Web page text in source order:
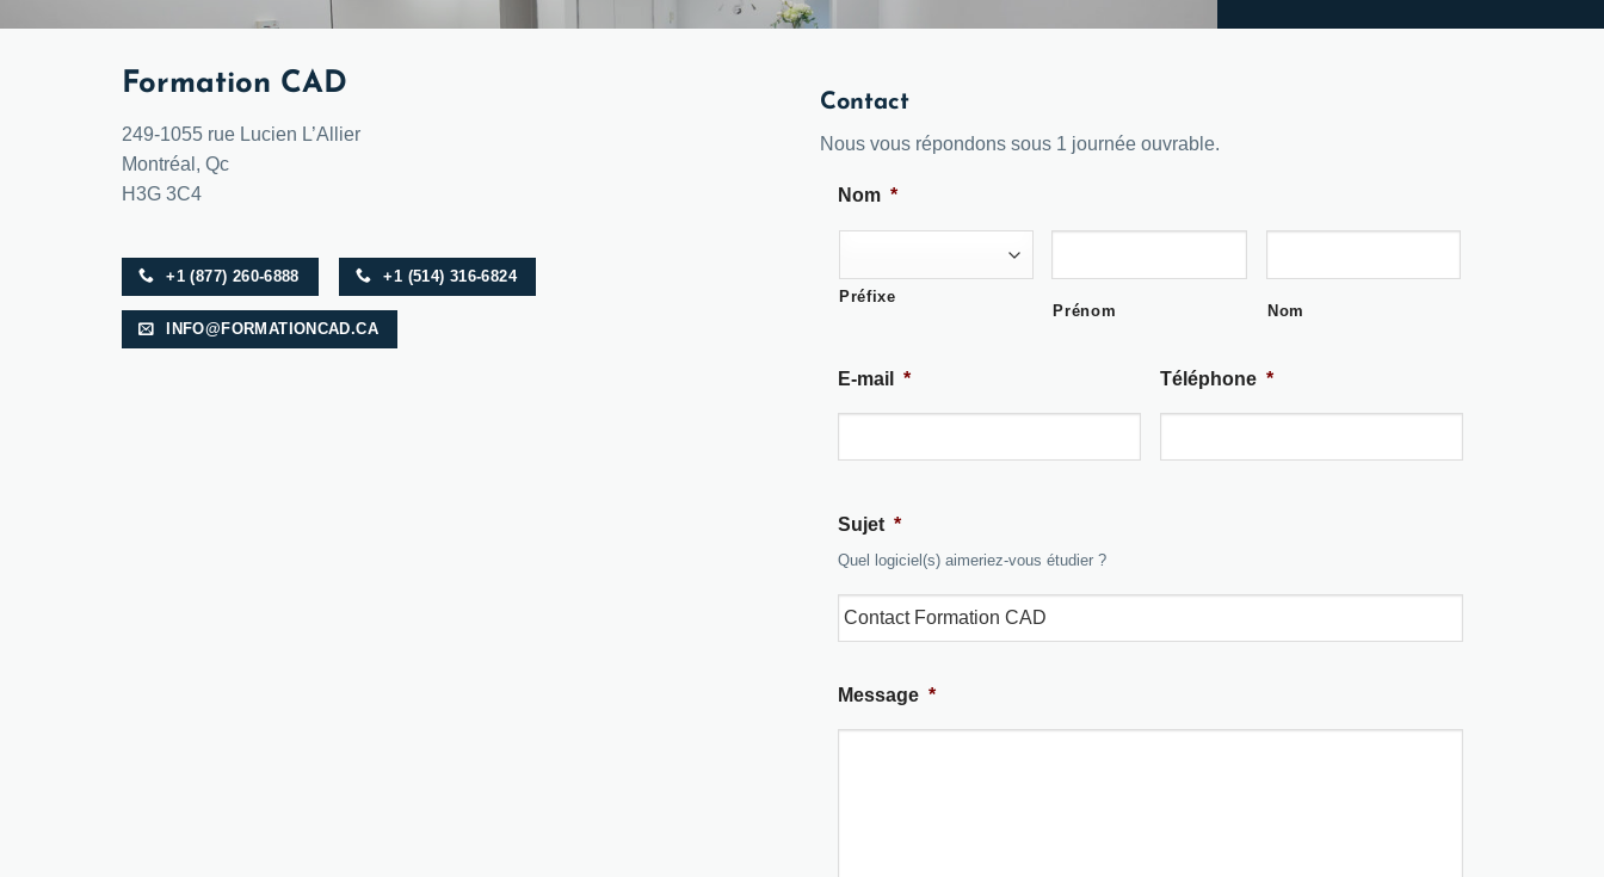
Formation CAD
249-1055 rue Lucien L’Allier
Montréal, Qc
H3G 3C4
+1 (877) 260-6888 +1 (514) 316-6824
INFO@FORMATIONCAD.CA
Contact
Nous vous répondons sous 1 journée ouvrable.
Nom *
Préfixe
Prénom
Nom
E-mail * Téléphone *
Sujet *
Quel logiciel(s) aimeriez-vous étudier ?
Message *